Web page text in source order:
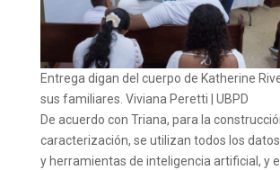
Entrega digan del cuerpo de Katherine
sus familiares. Viviana Peretti | UBPD
De acuerdo con Triana, para la
caracterización, se utilizan todos los
y herramientas de inteligencia artificial, y